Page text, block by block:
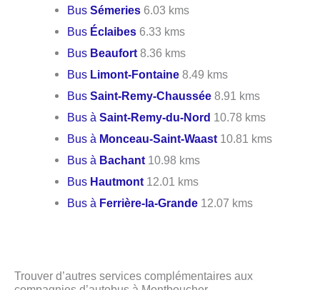
BusSémeries 6.03 kms
Bus Éclaibes 6.33 kms
Bus Beaufort 8.36 kms
Bus Limont-Fontaine 8.49 kms
BusSaint-Remy-Chaussée 8.91 kms
Bus àSaint-Remy-du-Nord 10.78 kms
Bus à Monceau-Saint-Waast 10.81 kms
Bus à Bachant 10.98 kms
Bus Hautmont 12.01 kms
Bus à Ferrière-la-Grande 12.07 kms
Trouver d’autres services complémentaires aux